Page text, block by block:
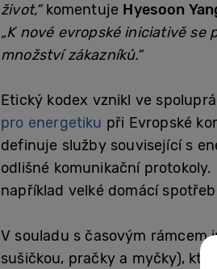
život,“komentuje Hyesoon
„K nové evropské iniciativě
množství zákazníků.“
Etický kodex vznikl ve
pro energetiku při Evropské
definuje služby související s
odlišné komunikační
například velké domácí
V souladu s časovým rámcem
sušičkou, pračky a myčky),